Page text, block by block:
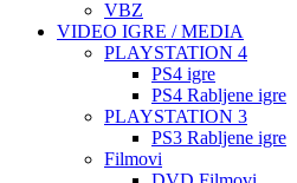
VBZ
VIDEO IGRE / MEDIA
PLAYSTATION 4
PS4 igre
PS4 Rabljene igre
PLAYSTATION 3
PS3 Rabljene igre
Filmovi